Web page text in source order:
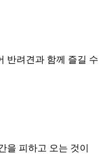
반려견과 함께 즐길 수
을 피하고 오는 것이